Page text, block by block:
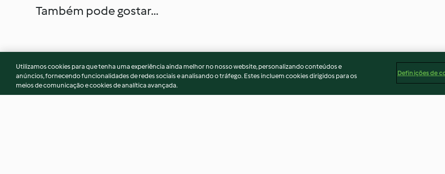
Também pode gostar...
Utilizamos cookies para que tenha uma experiência ainda melhor no nosso website, personalizando conteúdos e
anúncios, fornecendo funcionalidades de redes sociais e analisando o tráfego. Estes incluem cookies dirigidos para os
meios de comunicação e cookies de analítica avançada.
Definições de